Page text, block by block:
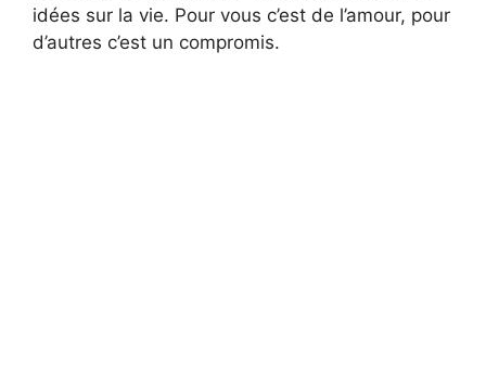
idées sur la vie. Pour vous c’est de l’amour, pour
d’autres c’est un compromis.